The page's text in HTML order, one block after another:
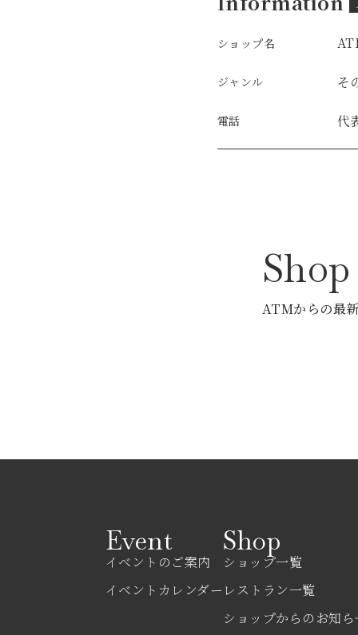
ショップ名
ジャンル そ
電話 代
ATMからの最
Event
イベントのご案内
イベントカレンダー
Shop
ショップ一覧
レストラン一覧
ショップからのお知